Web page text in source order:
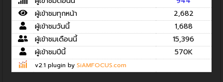
ผู้เข้าชมทุกหน้า
2,682
ผู้เข้าชมวันนี้
1,688
ผู้เข้าชมเดือนนี้
15,396
ผู้เข้าชมปีนี้
570K
v2.1 plugin by SiAMFOCUS.com